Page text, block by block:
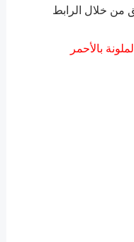
من خلال الرابط
بالأحمر